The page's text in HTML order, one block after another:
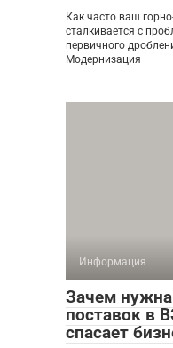
Как часто ваш
сталкивается с
первичного
Модернизация
Информация
Зачем
поставок в
спасает